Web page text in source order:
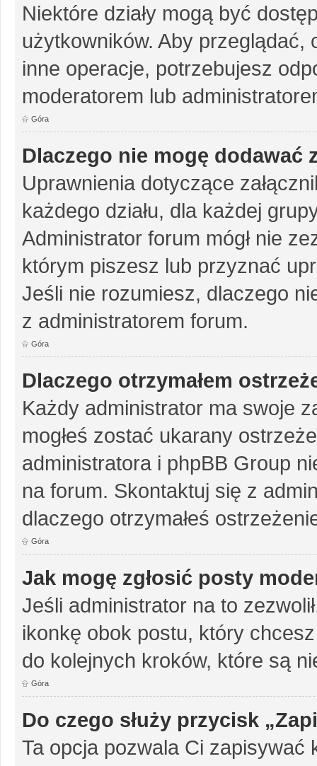
Niektóre działy mogą być
użytkowników. Aby
inne operacje, potrzebujesz
moderatorem lub
Góra
Dlaczego nie mogę dodawać
Uprawnienia dotyczące
każdego działu, dla każdej
Administrator forum mógł nie
którym piszesz lub przyznać
Jeśli nie rozumiesz, dlaczego
z administratorem forum.
Góra
Dlaczego otrzymałem
Każdy administrator ma swoje
mogłeś zostać ukarany
administratora i phpBB Group
na forum. Skontaktuj się z
dlaczego otrzymałeś
Góra
Jak mogę zgłosić posty
Jeśli administrator na to
ikonkę obok postu, który
do kolejnych kroków, które są
Góra
Do czego służy przycisk
Ta opcja pozwala Ci zapisywać